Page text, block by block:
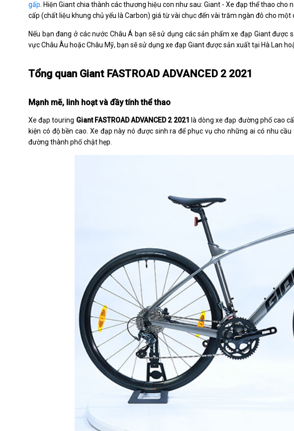
gấp . Hiện Giant chia thành các thương hiệu con như sau: Giant - Xe đạp thể thao
cấp (chất liệu khung chủ yếu là Carbon) giá từ vài chục đến vài trăm ngàn đô cho một
Nếu bạn đang ở các nước Châu Á bạn sẽ sử dụng các sản phẩm xe đạp Giant
vực Châu Âu hoặc Châu Mỹ, bạn sẽ sử dụng xe đạp Giant được sản xuất tại Hà Lan
Tổng quan Giant FASTROAD ADVANCED 2 2021
Mạnh mẽ, linh hoạt và đầy tính thể thao
Xe đạp touring Giant FASTROAD ADVANCED 2 2021
là dòng xe đạp đường phố cao
kiện có độ bền cao. Xe đạp này nó được sinh ra để phục vụ cho những ai có nhu
đường thành phố chật hẹp.